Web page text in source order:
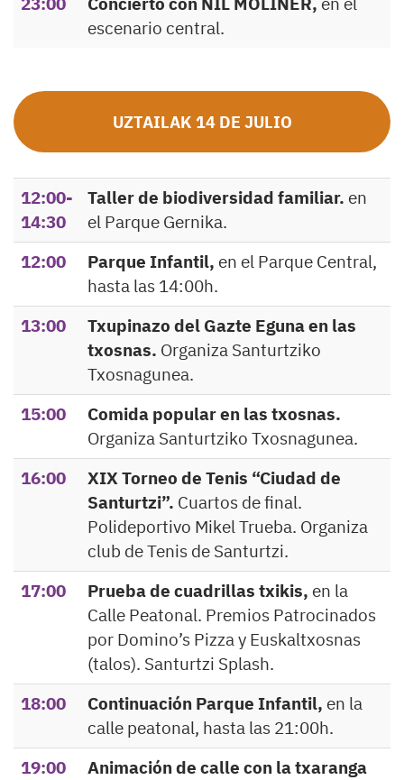
escenario central.
UZTAILAK 14 DE JULIO
12:00-
14:30
Taller de biodiversidad familiar. en
el Parque Gernika.
12:00
Parque Infantil, en el Parque Central,
hasta las 14:00h.
13:00
Txupinazo del Gazte Eguna en las
txosnas. Organiza Santurtziko
Txosnagunea.
15:00
Comida popular en las txosnas.
Organiza Santurtziko Txosnagunea.
16:00
XIX Torneo de Tenis “Ciudad de
Santurtzi”. Cuartos de final.
Polideportivo Mikel Trueba. Organiza
club de Tenis de Santurtzi.
17:00
Prueba de cuadrillas txikis, en la
Calle Peatonal. Premios Patrocinados
por Domino’s Pizza y Euskaltxosnas
(talos). Santurtzi Splash.
18:00
Continuación Parque Infantil, en la
calle peatonal, hasta las 21:00h.
19:00
Animación de calle con la txaranga